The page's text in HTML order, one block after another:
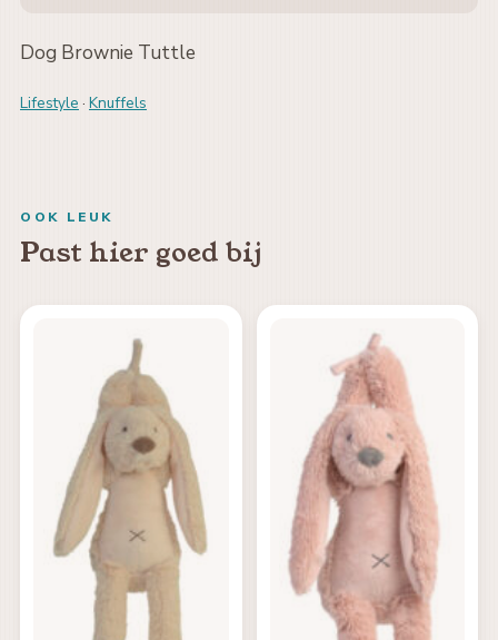
Dog Brownie Tuttle
Lifestyle · Knuffels
OOK LEUK
Past hier goed bij